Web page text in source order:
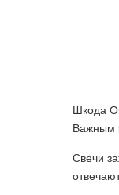
Шкода
Важным
Свечи